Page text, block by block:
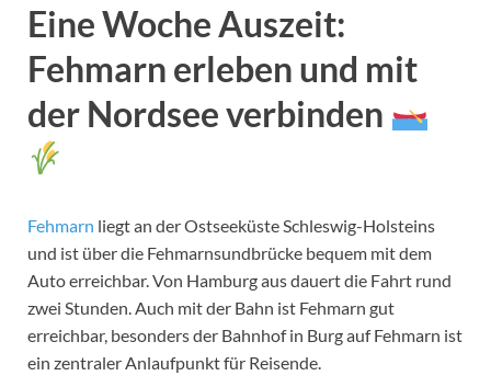
Eine Woche Auszeit:
Fehmarn erleben und mit
der Nordsee verbinden
Fehmarn liegt an der Ostseeküste Schleswig-Holsteins
und ist über die Fehmarnsundbrücke bequem mit dem
Auto erreichbar. Von Hamburg aus dauert die Fahrt rund
zwei Stunden. Auch mit der Bahn ist Fehmarn gut
erreichbar, besonders der Bahnhof in Burg auf Fehmarn ist
ein zentraler Anlaufpunkt für Reisende.